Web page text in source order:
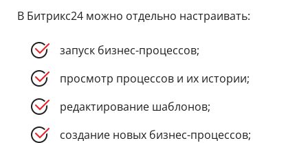
В Битрикс24 можно отдельно настраивать:
запуск бизнес-процессов;
просмотр процессов и их истории;
редактирование шаблонов;
создание новых бизнес-процессов;